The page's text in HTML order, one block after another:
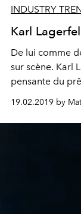
INDUSTRY
Karl
De lui comme
sur scène. Karl
pensante du
19.02.2019 by